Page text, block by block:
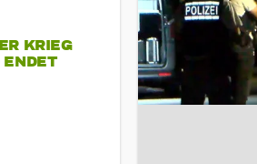
KRIEG